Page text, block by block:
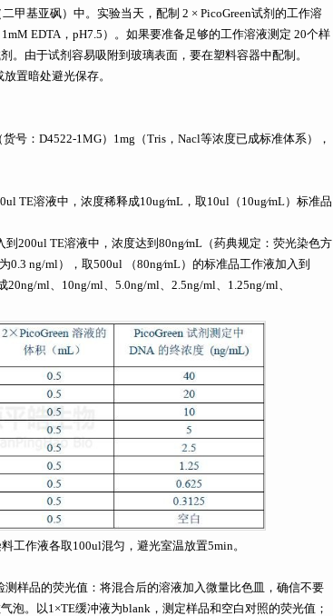
基亚砜）中。实验当天，配制 2 × PicoGreen试剂的工作溶
EDTA，pH7.5）。如果要准备足够的工作溶液测定 20个样
。由于试剂容易吸附到玻璃表面，要在塑料容器中配制。
置暗处避光保存。
号：D4522-1MG）1mg（Tris，Nacl等浓度已成标准体系），
TE溶液中，浓度稀释成10ug∕mL，取10ul（10ug∕mL）标准品
200ul TE溶液中，浓度达到80ng∕mL（药典规定：荧光染色方
ng/ml），取500ul （80ng∕mL）的标准品工作液加入到
ml、10ng/ml、5.0ng/ml、2.5ng/ml、1.25ng/ml、
工作液各取100ul混匀，避光室温放置5min。
样品的荧光值：将混合后的溶液加入微量比色皿，确信不要
泡。以1×TE缓冲液为blank，测定样品和空白对照的荧光值；